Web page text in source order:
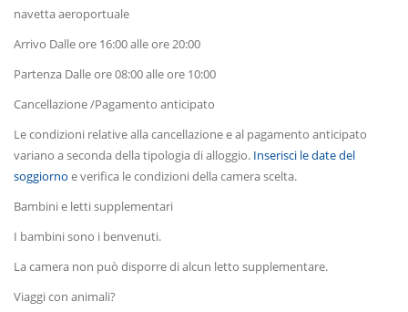
navetta aeroportuale
Arrivo Dalle ore 16:00 alle ore 20:00
Partenza Dalle ore 08:00 alle ore 10:00
Cancellazione /Pagamento anticipato
Le condizioni relative alla cancellazione e al pagamento anticipato
variano a seconda della tipologia di alloggio. Inserisci le date del
soggiorno e verifica le condizioni della camera scelta.
Bambini e letti supplementari
I bambini sono i benvenuti.
La camera non può disporre di alcun letto supplementare.
Viaggi con animali?